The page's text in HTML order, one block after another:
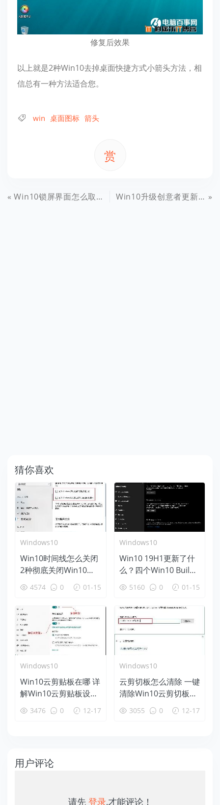
修复后效果
以上就是2种Win10去掉桌面快捷方式小箭头方法，相
信总有一种方法适合您。
win 桌面图标 箭头
赏
Win10锁屏界面怎么取消 关闭Win10锁屏界面方法 Win10升级创意者更新提示0xc1900204错误代码解决方法
猜你喜欢
Windows10
Win10时间线怎么关闭
2种彻底关闭Win10时
间线方法
4574 0 01-15
Windows10
Win10 19H1更新了什
么？四个Win10 Build
18312新特性盘点
5160 0 01-15
Windows10
Win10云剪贴板在哪 详
解Win10云剪贴板设置
使用教程
3476 0 12-17
Windows10
云剪切板怎么清除 一键
清除Win10云剪切板方
法 3055 0 12-17
用户评论
请先 登录,才能评论！